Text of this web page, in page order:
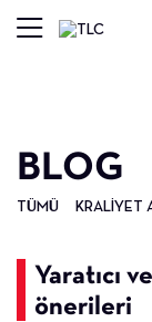
BLOG
TÜMÜ KRALIYET
Yaratıcı
önerileri